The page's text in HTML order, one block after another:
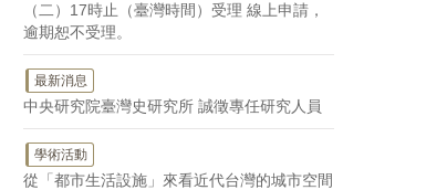
（二）17時止（臺灣時間）受理 線上申請，
逾期恕不受理。
最新消息
中央研究院臺灣史研究所 誠徵專任研究人員
學術活動
從「都市生活設施」來看近代台灣的城市空間